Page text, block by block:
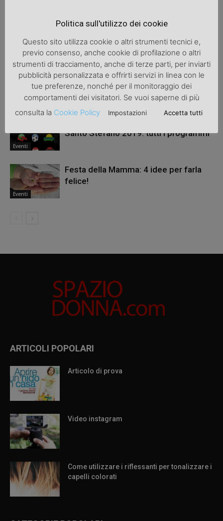
ALTRO DALL'AUTORE
Eventi
Guida completa all’organizzazione di
una festa di compleanno outdoor
Eventi
Santo Stefano 2019: tutti i programmi
Eventi
Festa della Mamma: 4 idee per farla
felice!
ARTICOLI POPOLARI
Articolo di prova
Video instagram
Come utilizzare i riflessanti per tonalizzare i
capelli colorati
Politica sull'utilizzo dei cookie
Questo sito utilizza cookie o altri strumenti tecnici e,
previo consenso, anche cookie di profilazione o altri
strumenti di tracciamento, anche di terze parti, per inviarti
pubblicità personalizzata e offrirti servizi in linea con le
tue preferenze, nonché per il monitoraggio dei
comportamenti dei visitatori. Se vuoi saperne di più
consulta la Cookie Policy Impostazioni Accetta tutti